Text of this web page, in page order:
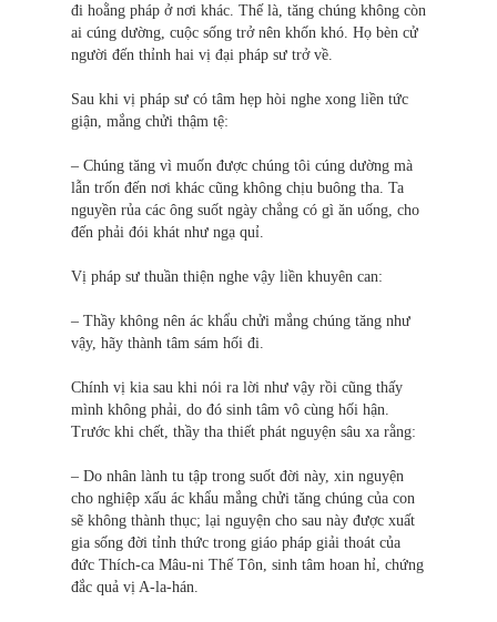
đi hoằng pháp ở nơi khác. Thế là, tăng chúng không còn
ai cúng dường, cuộc sống trở nên khốn khó. Họ bèn cử
người đến thỉnh hai vị đại pháp sư trở về.
Sau khi vị pháp sư có tâm hẹp hòi nghe xong liền tức
giận, mắng chửi thậm tệ:
– Chúng tăng vì muốn được chúng tôi cúng dường mà
lẫn trốn đến nơi khác cũng không chịu buông tha. Ta
nguyền rủa các ông suốt ngày chẳng có gì ăn uống, cho
đến phải đói khát như ngạ quỉ.
Vị pháp sư thuần thiện nghe vậy liền khuyên can:
– Thầy không nên ác khẩu chửi mắng chúng tăng như
vậy, hãy thành tâm sám hối đi.
Chính vị kia sau khi nói ra lời như vậy rồi cũng thấy
mình không phải, do đó sinh tâm vô cùng hối hận.
Trước khi chết, thầy tha thiết phát nguyện sâu xa rằng:
– Do nhân lành tu tập trong suốt đời này, xin nguyện
cho nghiệp xấu ác khẩu mắng chửi tăng chúng của con
sẽ không thành thục; lại nguyện cho sau này được xuất
gia sống đời tỉnh thức trong giáo pháp giải thoát của
đức Thích-ca Mâu-ni Thế Tôn, sinh tâm hoan hỉ, chứng
đắc quả vị A-la-hán.